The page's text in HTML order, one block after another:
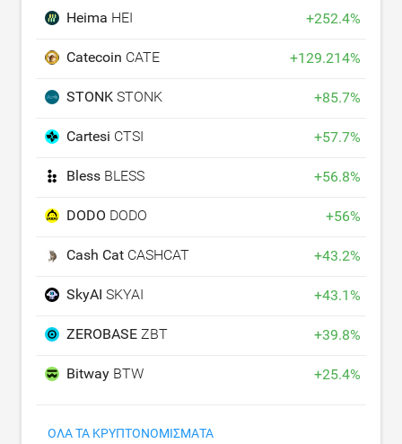
Heima HEI +252.4%
Catecoin CATE +129.214%
STONK STONK +85.7%
Cartesi CTSI +57.7%
Bless BLESS +56.8%
DODO DODO +56%
Cash Cat CASHCAT +43.2%
SkyAI SKYAI +43.1%
ZEROBASE ZBT +39.8%
Bitway BTW +25.4%
ΌΛΑ ΤΑ ΚΡΥΠΤΟΝΟΜΊΣΜΑΤΑ